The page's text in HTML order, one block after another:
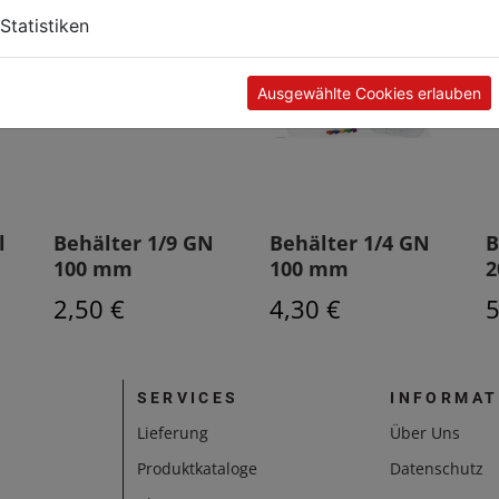
Behälter 1/9 GN
100 mm
2,50 €
Behälter 1/4 GN
100 mm
4,30 €
SERVICES
Lieferung
Produktkataloge
Über Uns
Datenschutz
Statistiken
Ausgewählte Cookies erlauben